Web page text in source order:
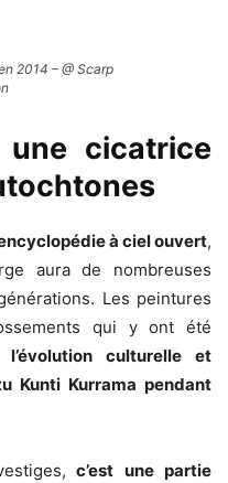
2014 – @ Scarp
cicatrice
à ciel ouvert,
aura de nombreuses
Les peintures
qui y ont été
culturelle et
Kunti Kurrama pendant
c’est une partie